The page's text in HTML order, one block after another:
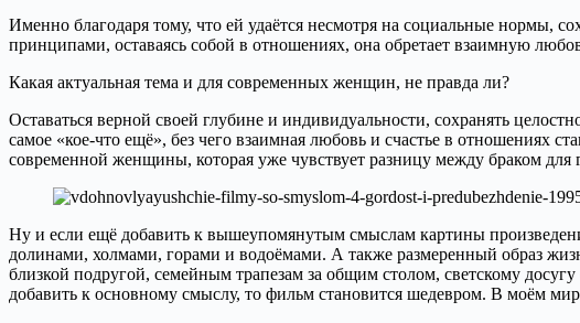
Именно благодаря тому, что ей удаётся несмотря на социальные нормы,
принципами, оставаясь собой в отношениях, она обретает взаимную
Какая актуальная тема и для современных женщин, не правда ли?
Оставаться верной своей глубине и индивидуальности, сохранять
самое «кое-что ещё», без чего взаимная любовь и счастье в отношениях
современной женщины, которая уже чувствует разницу между браком
Ну и если ещё добавить к вышеупомянутым смыслам картины
долинами, холмами, горами и водоёмами. А также размеренный образ
близкой подругой, семейным трапезам за общим столом, светскому
добавить к основному смыслу, то фильм становится шедевром. В моём